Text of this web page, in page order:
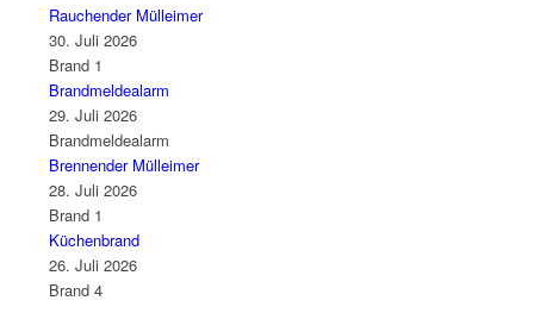
Rauchender Mülleimer
30. Juli 2026
Brand 1
Brandmeldealarm
29. Juli 2026
Brandmeldealarm
Brennender Mülleimer
28. Juli 2026
Brand 1
Küchenbrand
26. Juli 2026
Brand 4